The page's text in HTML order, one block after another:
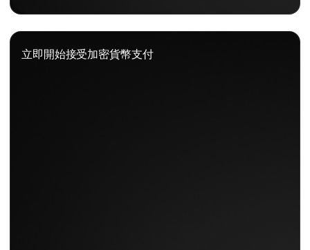
立即開始接受加密貨幣支付